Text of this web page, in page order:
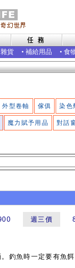
雜貨 • 補給用品 • 食
外型卷軸 傢俱 染色
魔力賦予用品 對話
週三價
釣魚時一定要有魚